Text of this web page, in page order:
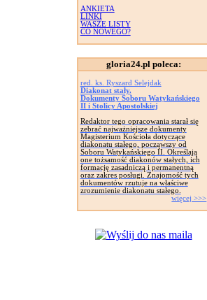
ANKIETA
LINKI
WASZE LISTY
CO NOWEGO?
gloria24.pl poleca:
red. ks. Ryszard Selejdak
Diakonat stały.
Dokumenty Soboru Watykańskiego
II i Stolicy Apostolskiej
Redaktor tego opracowania starał się
zebrać najważniejsze dokumenty
Magisterium Kościoła dotyczące
diakonatu stałego, począwszy od
Soboru Watykańskiego II. Określają
one tożsamość diakonów stałych, ich
formację zasadniczą i permanentną
oraz zakres posługi. Znajomość tych
dokumentów rzutuje na właściwe
zrozumienie diakonatu stałego.
więcej >>>